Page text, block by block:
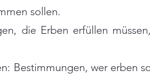
sollen.
die Erben erfüllen
Bestimmungen, wer erben